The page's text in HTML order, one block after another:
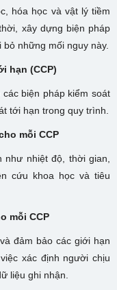
hóa học và vật lý tiềm
xây dựng biện pháp
những mối nguy này.
hạn (CCP)
biện pháp kiểm soát
tới hạn trong quy trình.
mỗi CCP
nhiệt độ, thời gian,
cứu khoa học và tiêu
mỗi CCP
đảm bảo các giới hạn
xác định người chịu
liệu ghi nhận.